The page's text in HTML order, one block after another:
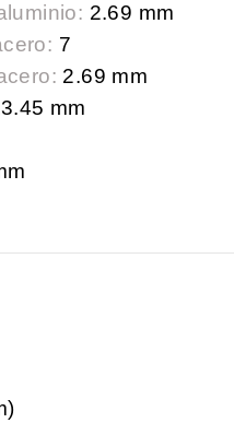
2.69 mm
7
2.69 mm
mm